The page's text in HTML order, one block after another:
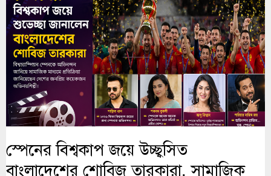
স্পেনের বিশ্বকাপ জয়ে উচ্ছ্বসিত
বাংলাদেশের শোবিজ তারকারা, সামাজিক